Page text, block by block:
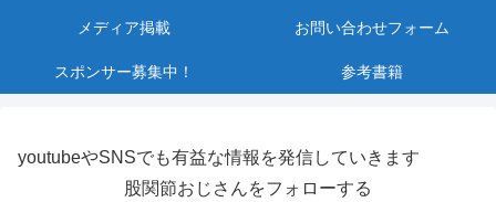
メディア掲載 お問い合わせフォーム
スポンサー募集中！ 参考書籍
youtubeやSNSでも有益な情報を発信していきます
股関節おじさんをフォローする